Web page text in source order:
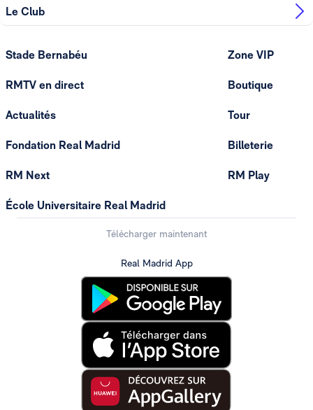
Le Club
Stade Bernabéu
RMTV en direct
Actualités
Fondation Real Madrid
RM Next
École Universitaire Real Madrid
Zone VIP
Boutique
Tour
Billeterie
RM Play
Télécharger maintenant
Real Madrid App